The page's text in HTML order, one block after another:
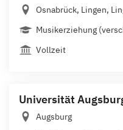
Osnabrück, Lingen,
Musikerziehung
Vollzeit
Universität
Augsburg